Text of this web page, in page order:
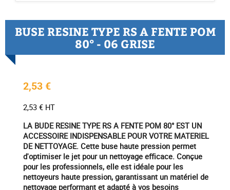
BUSE RESINE TYPE RS A FENTE POM
80° - 06 GRISE
2,53 €
2,53 € HT
LA BUDE RESINE TYPE RS A FENTE POM 80° EST UN
ACCESSOIRE INDISPENSABLE POUR VOTRE MATERIEL
DE NETTOYAGE. Cette buse haute pression permet
d'optimiser le jet pour un nettoyage efficace. Conçue
pour les professionnels, elle est idéale pour les
nettoyeurs haute pression, garantissant un matériel de
nettoyage performant et adapté à vos besoins